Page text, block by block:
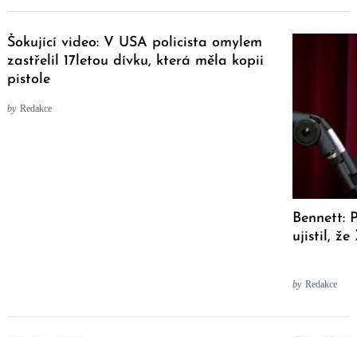
Šokující video: V USA policista omylem
zastřelil 17letou dívku, která měla kopii
pistole
by Redakce
Bennett:
ujistil, že
by Redakce